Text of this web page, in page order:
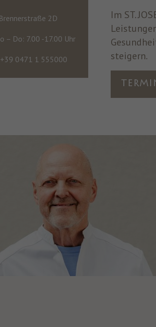
, Brennerstraße 2D
– Do: 7.00 -17.00 Uhr
0471 1 555000
Im ST.
steigern.